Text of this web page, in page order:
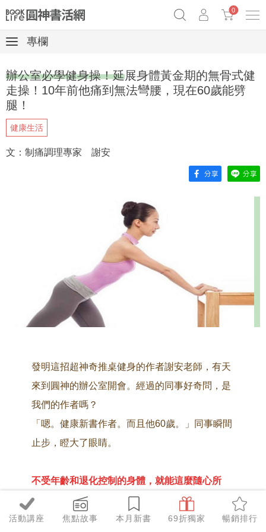
Netflix話題章魚小說！
0
活動講座 焦點故事 本月新書 69折獨家 暢銷排行
專欄
辦公室必學健身操！延展身體黃金期的無骨式健
走操！10年前他痛到無法彎腰，現在60歲能劈
腿！
健康生活
文：制痛調理專家 謝安
發明這招超神奇推桌健身的作者謝安老師， 有天
來到圓神的辦公室開會。 經過的同事好奇問，是
我們的作者嗎？
「嗯。健康新書作者。而且他60歲。」
同事瞬間
止步，瞪大了眼睛。
不受年齡和退化控制的身體，就能這麼隨心所
欲！